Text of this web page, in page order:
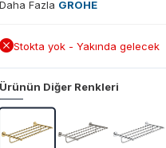
Daha Fazla GROHE
Stokta yok - Yakında gelecek
Ürünün Diğer Renkleri